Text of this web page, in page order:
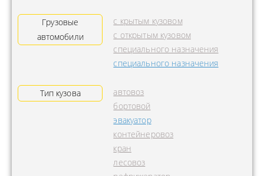
Грузовые
автомобили
с крытым кузовом
с открытым кузовом
специального назначения
специального назначения
Тип кузова
автовоз
бортовой
эвакуатор
контейнеровоз
кран
лесовоз